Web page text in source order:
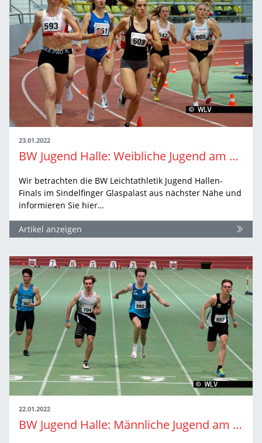
23.01.2022
BW Jugend Halle: Weibliche Jugend am Sonntag
Wir betrachten die BW Leichtathletik Jugend Hallen-
Finals im Sindelfinger Glaspalast aus nächster Nähe und
informieren Sie hier…
Artikel anzeigen
22.01.2022
BW Jugend Halle: Männliche Jugend am Samstag